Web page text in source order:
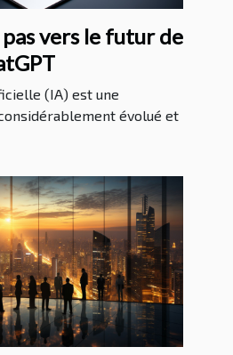
vers le futur de
(IA) est une
évolué et